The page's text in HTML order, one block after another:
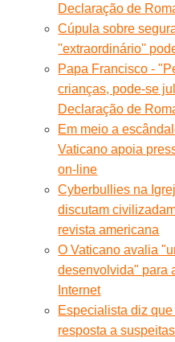
Declaração de
Cúpula sobre
''extraordinário''
Papa Francisco -
crianças, pode-se
Declaração de
Em meio a
Vaticano apoia
on-line
Cyberbullies na
discutam
revista americana
O Vaticano avalia
desenvolvida" para
Internet
Especialista diz
resposta a